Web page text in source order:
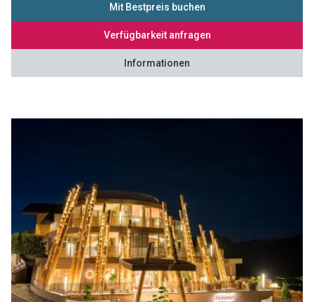
Mit Bestpreis buchen
Verfügbarkeit anfragen
Informationen